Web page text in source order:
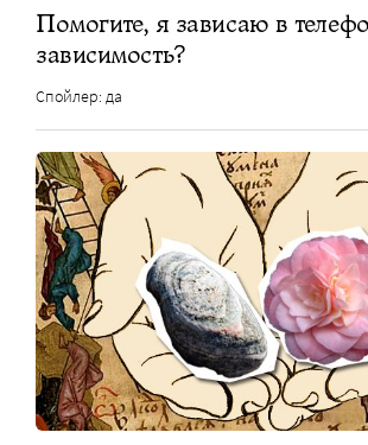
Помогите, я зависаю в
зависимость?
Спойлер: да